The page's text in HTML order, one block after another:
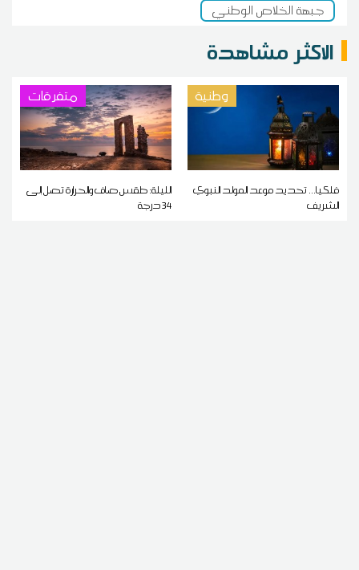
جبهة الخلاص الوطني
الاكثر مشاهدة
وطنية
فلكيا... تحديد موعد المولد النبوي
الشريف
متفرقات
الليلة: طقس صاف والحرارة تصل إلى
34 درجة